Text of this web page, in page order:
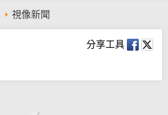
視像新聞
分享工具